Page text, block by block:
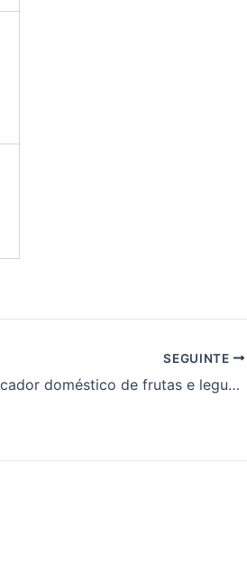
SEGUINTE
A Kolant está ocupada com o secador doméstico de frutas e legumes com bomba de calor Mini